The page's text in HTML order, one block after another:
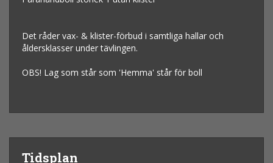
Det råder vax- & klister-förbud i samtliga hallar och
åldersklasser under tävlingen.
OBS! Lag som står som 'Hemma' står för boll
Tidsplan